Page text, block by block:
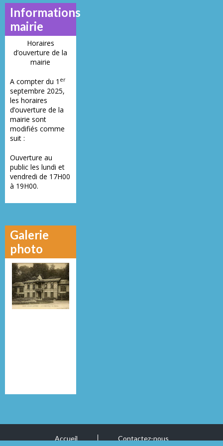
Informations
mairie
Horaires
d’ouverture de la
mairie
A compter du 1 er
septembre 2025,
les horaires
d’ouverture de la
mairie sont
modifiés comme
suit :
Ouverture au
public les lundi et
vendredi de 17H00
à 19H00.
Galerie
photo
Accueil
Contactez-nous